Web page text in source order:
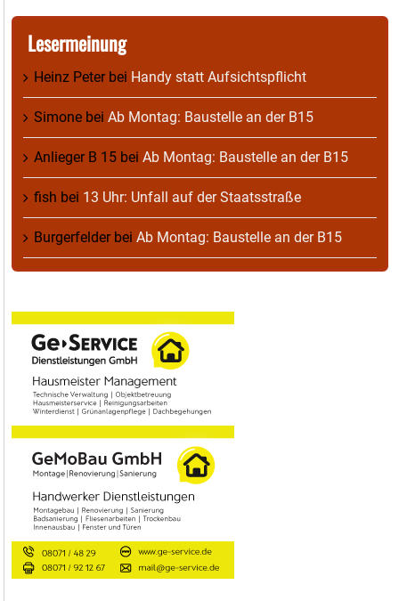
Lesermeinung
Heinz Peterbei Handy statt Aufsichtspflicht
Simone bei Ab Montag: Baustelle an der B15
Anlieger B 15 bei Ab Montag: Baustelle an der B15
fish bei 13 Uhr: Unfall auf der Staatsstraße
Burgerfelderbei Ab Montag: Baustelle an der B15